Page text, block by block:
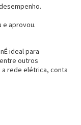
e aprovou.
É ideal para
outros
rede elétrica, conta